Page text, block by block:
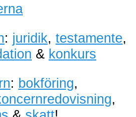
: juridik, testamente,
& konkurs
: bokföring,
,